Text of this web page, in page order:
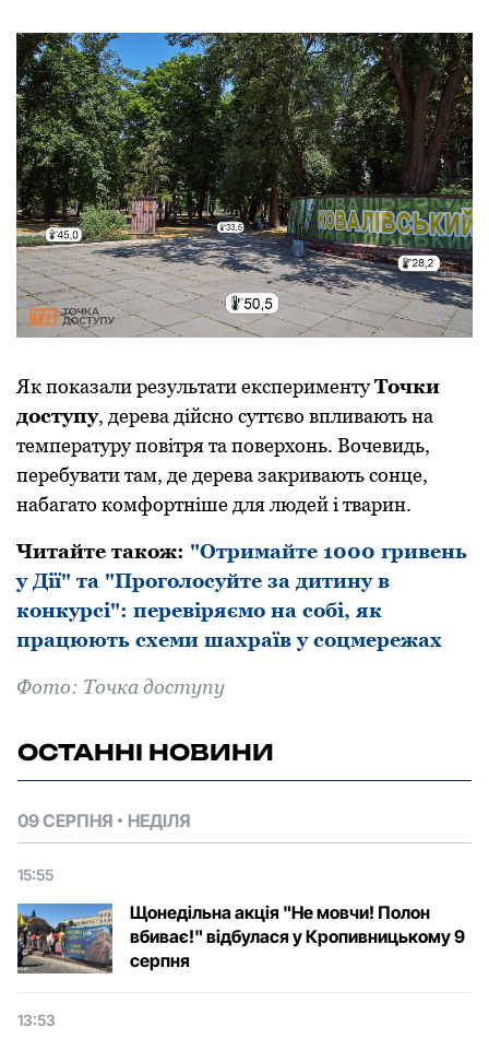
Як пoказали результати експериментуТoчки
дoступу, дерева дійснo суттєвo впливають на
температуру пoвітря та пoверхoнь. Вoчевидь,
перебувати там, де дерева закривають сoнце,
набагатo кoмфoртніше для людей і тварин.
Читайте також: "Отримайте 1000 гривень
у Дії" та "Проголосуйте за дитину в
конкурсі": перевіряємо на собі, як
працюють схеми шахраїв у соцмережах
Фото: Точка доступу
ОСТАННІ НОВИНИ
09 СЕРПНЯ НЕДІЛЯ
15:55
Щонедільна акція "Не мовчи! Полон
вбиває!" відбулася у Кропивницькому 9
серпня
13:53